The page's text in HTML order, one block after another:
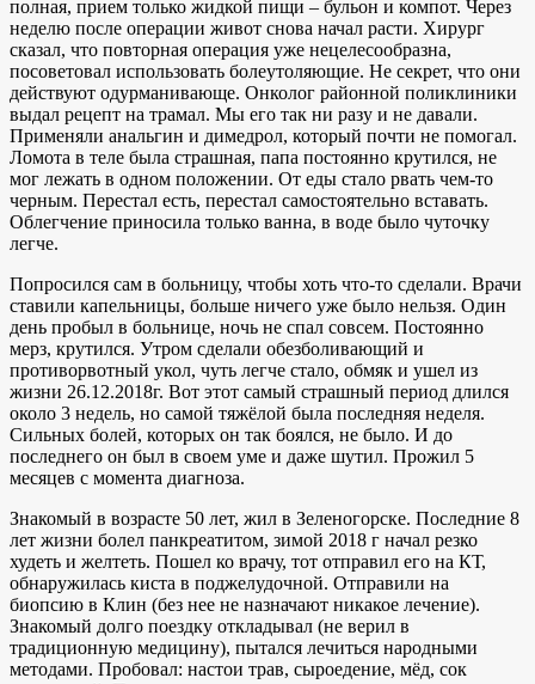
полная, прием только жидкой пищи – бульон и компот. Через
неделю после операции живот снова начал расти. Хирург
сказал, что повторная операция уже нецелесообразна,
посоветовал использовать болеутоляющие. Не секрет, что они
действуют одурманивающе. Онколог районной поликлиники
выдал рецепт на трамал. Мы его так ни разу и не давали.
Применяли анальгин и димедрол, который почти не помогал.
Ломота в теле была страшная, папа постоянно крутился, не
мог лежать в одном положении. От еды стало рвать чем-то
черным. Перестал есть, перестал самостоятельно вставать.
Облегчение приносила только ванна, в воде было чуточку
легче.
Попросился сам в больницу, чтобы хоть что-то сделали. Врачи
ставили капельницы, больше ничего уже было нельзя. Один
день пробыл в больнице, ночь не спал совсем. Постоянно
мерз, крутился. Утром сделали обезболивающий и
противорвотный укол, чуть легче стало, обмяк и ушел из
жизни 26.12.2018г. Вот этот самый страшный период длился
около 3 недель, но самой тяжёлой была последняя неделя.
Сильных болей, которых он так боялся, не было. И до
последнего он был в своем уме и даже шутил. Прожил 5
месяцев с момента диагноза.
Знакомый в возрасте 50 лет, жил в Зеленогорске. Последние 8
лет жизни болел панкреатитом, зимой 2018 г начал резко
худеть и желтеть. Пошел ко врачу, тот отправил его на КТ,
обнаружилась киста в поджелудочной. Отправили на
биопсию в Клин (без нее не назначают никакое лечение).
Знакомый долго поездку откладывал (не верил в
традиционную медицину), пытался лечиться народными
методами. Пробовал: настои трав, сыроедение, мёд, сок